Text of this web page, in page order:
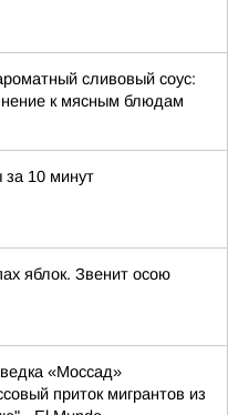
сливовый соус:
к мясным блюдам
10 минут
яблок. Звенит осою
«Моссад»
приток мигрантов из